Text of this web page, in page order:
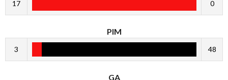
17 0
PIM
3 48
GA